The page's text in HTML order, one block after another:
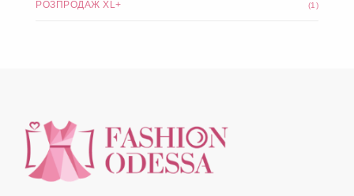
РОЗПРОДАЖ XL+ (1)